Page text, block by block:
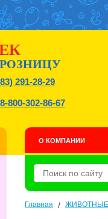
291-28-29
8-800-302-86-67
О КОМПАНИИ
Главная / ЖИВОТНЫЕ